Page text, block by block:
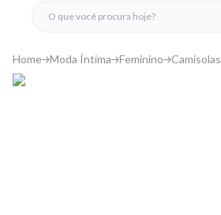
Home Moda Íntima Feminino Camisolas